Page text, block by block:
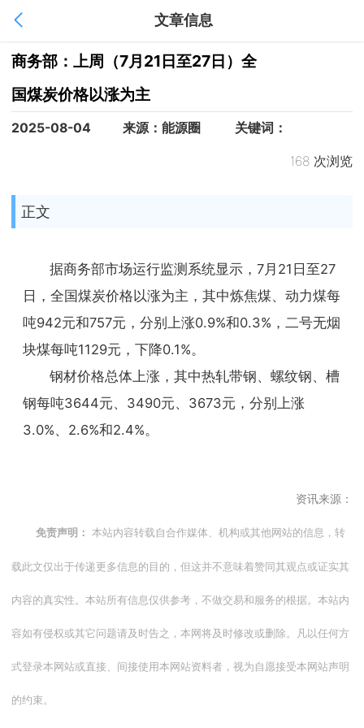
文章信息
商务部：上周（7月21日至27日）全
国煤炭价格以涨为主
2025-08-04 来源：能源圈 关键词：
168 次浏览
正文
据商务部市场运行监测系统显示，7月21日至27
日，全国煤炭价格以涨为主，其中炼焦煤、动力煤每
吨942元和757元，分别上涨0.9%和0.3%，二号无烟
块煤每吨1129元，下降0.1%。
钢材价格总体上涨，其中热轧带钢、螺纹钢、槽
钢每吨3644元、3490元、3673元，分别上涨
3.0%、2.6%和2.4%。
资讯来源：
免责声明： 本站内容转载自合作媒体、机构或其他网站的信息，转
载此文仅出于传递更多信息的目的，但这并不意味着赞同其观点或证实其
内容的真实性。本站所有信息仅供参考，不做交易和服务的根据。本站内
容如有侵权或其它问题请及时告之，本网将及时修改或删除。凡以任何方
式登录本网站或直接、间接使用本网站资料者，视为自愿接受本网站声明
的约束。